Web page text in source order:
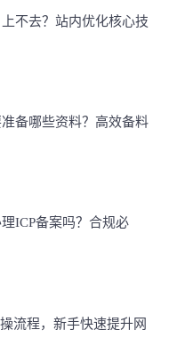
不去？站内优化核心技
备哪些资料？高效备料
ICP备案吗？合规必
流程，新手快速提升网